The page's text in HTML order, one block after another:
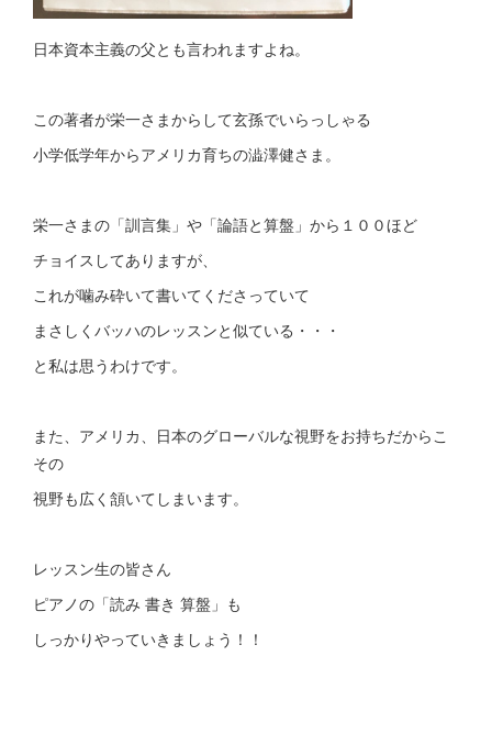
日本資本主義の父とも言われますよね。
この著者が栄一さまからして玄孫でいらっしゃる
小学低学年からアメリカ育ちの澁澤健さま。
栄一さまの「訓言集」や「論語と算盤」から１００ほど
チョイスしてありますが、
これが噛み砕いて書いてくださっていて
まさしくバッハのレッスンと似ている・・・
と私は思うわけです。
また、アメリカ、日本のグローバルな視野をお持ちだからこ
その
視野も広く頷いてしまいます。
レッスン生の皆さん
ピアノの「読み 書き 算盤」も
しっかりやっていきましょう！！